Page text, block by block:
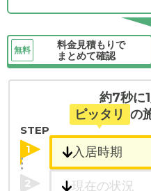
無料
料金見積もりで
まとめて確認
約7秒に
ピッタリ の
STEP
1
2